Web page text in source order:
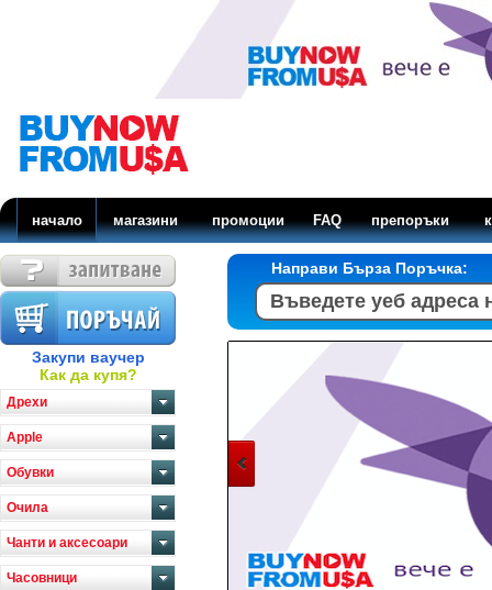
начало магазини промоции FAQ препоръки
Закупи ваучер
Как да купя?
Дрехи
Apple
Обувки
Очила
Чанти и аксесоари
Часовници
Направи Бърза Поръчка: